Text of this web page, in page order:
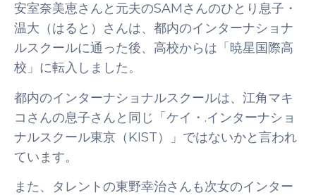
安室奈美恵さんと元夫のSAMさんのひとり息子・
温大（はると）さんは、都内のインターナショナ
ルスクールに通った後、高校からは「暁星国際高
校」に転入しました。
都内のインターナショナルスクールは、江角マキ
コさんの息子さんと同じ「ケイ・.インターナショ
ナルスクール東京（KIST）」ではないかと言われ
ています。
また、タレントの東野幸治さんも次女のインター